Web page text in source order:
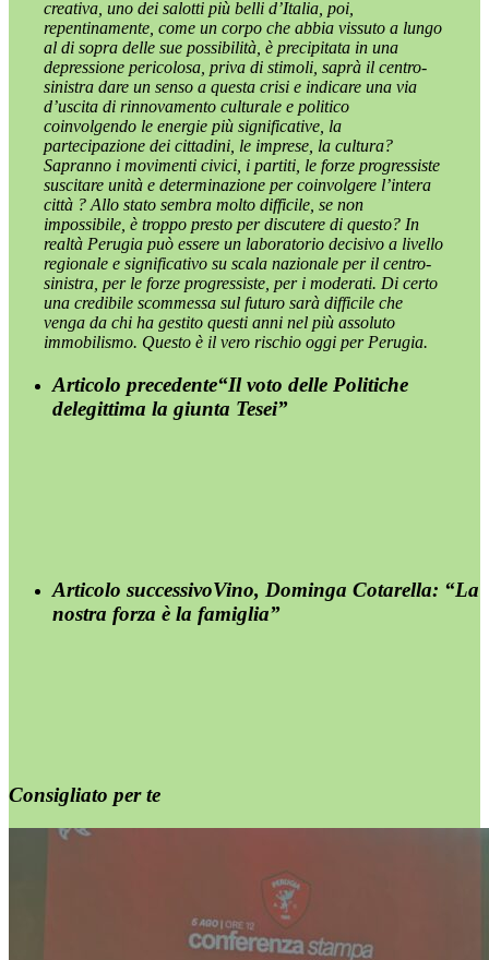
creativa, uno dei salotti più belli d’Italia, poi,
repentinamente, come un corpo che abbia vissuto a lungo
al di sopra delle sue possibilità, è precipitata in una
depressione pericolosa, priva di stimoli, saprà il centro-
sinistra dare un senso a questa crisi e indicare una via
d’uscita di rinnovamento culturale e politico
coinvolgendo le energie più significative, la
partecipazione dei cittadini, le imprese, la cultura?
Sapranno i movimenti civici, i partiti, le forze progressiste
suscitare unità e determinazione per coinvolgere l’intera
città ? Allo stato sembra molto difficile, se non
impossibile, è troppo presto per discutere di questo? In
realtà Perugia può essere un laboratorio decisivo a livello
regionale e significativo su scala nazionale per il centro-
sinistra, per le forze progressiste, per i moderati. Di certo
una credibile scommessa sul futuro sarà difficile che
venga da chi ha gestito questi anni nel più assoluto
immobilismo. Questo è il vero rischio oggi per Perugia.
Articolo precedente“Il voto delle Politiche
delegittima la giunta Tesei”
Articolo successivoVino, Dominga Cotarella: “La
nostra forza è la famiglia”
Consigliato per te